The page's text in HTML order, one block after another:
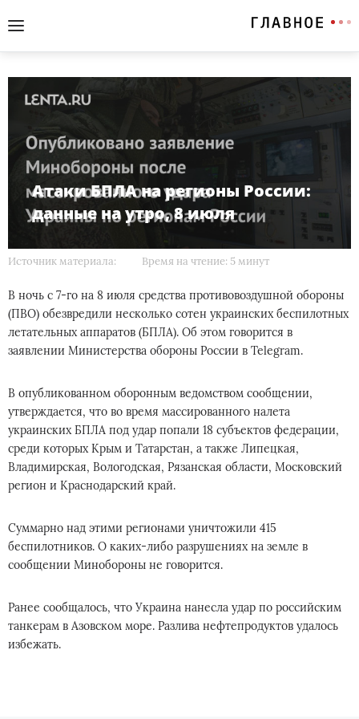
Атаки БПЛА на регионы России:
данные на утро, 8 июля
Источник материала: Время на чтение: 5 минут
В ночь с 7-го на 8 июля средства противовоздушной обороны
(ПВО) обезвредили несколько сотен украинских беспилотных
летательных аппаратов (БПЛА). Об этом говорится в
заявлении Министерства обороны России в Telegram.
В опубликованном оборонным ведомством сообщении,
утверждается, что во время массированного налета
украинских БПЛА под удар попали 18 субъектов федерации,
среди которых Крым и Татарстан, а также Липецкая,
Владимирская, Вологодская, Рязанская области, Московский
регион и Краснодарский край.
Суммарно над этими регионами уничтожили 415
беспилотников. О каких-либо разрушениях на земле в
сообщении Минобороны не говорится.
Ранее сообщалось, что Украина нанесла удар по российским
танкерам в Азовском море. Разлива нефтепродуктов удалось
избежать.